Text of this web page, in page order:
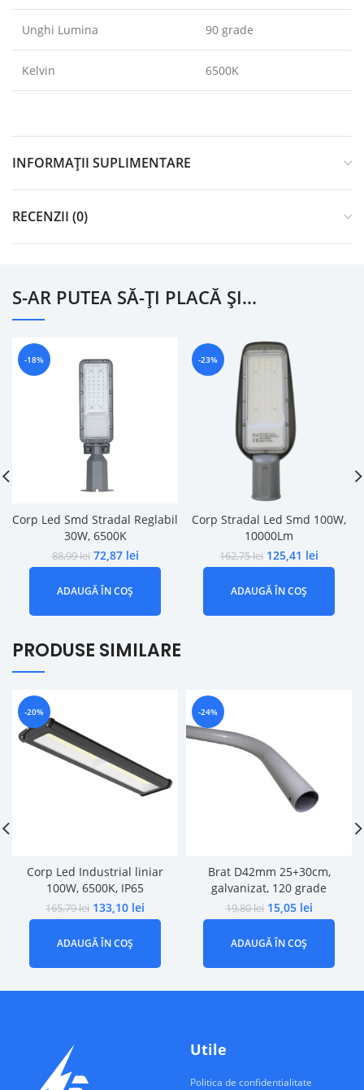
Unghi Lumina 90 grade
Kelvin 6500K
INFORMAȚII SUPLIMENTARE
RECENZII (0)
S-AR PUTEA SĂ-ȚI PLACĂ ȘI…
-18%
Corp Led Smd Stradal Reglabil
30W, 6500K
88,99lei 72,87 lei
ADAUGĂ ÎN COȘ
-23%
Corp Stradal Led Smd 100W,
10000Lm
162,75lei 125,41 lei
ADAUGĂ ÎN COȘ
PRODUSE SIMILARE
-20%
Corp Led Industrial liniar
100W, 6500K, IP65
165,79lei 133,10 lei
ADAUGĂ ÎN COȘ
-24%
Brat D42mm 25+30cm,
galvanizat, 120 grade
19,80lei 15,05 lei
ADAUGĂ ÎN COȘ
Utile
Politica de confidentialitate